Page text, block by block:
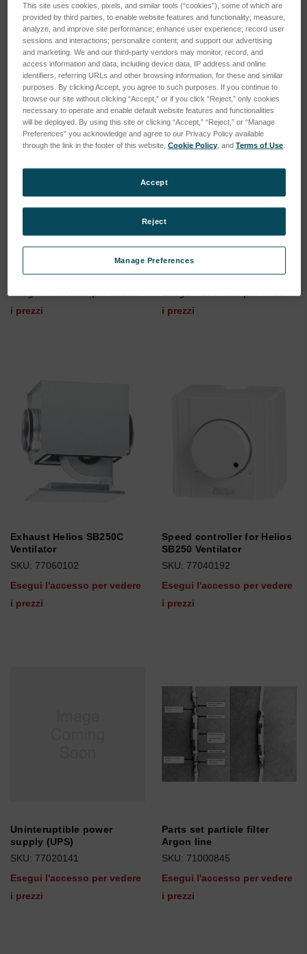
i prezzi
i prezzi
Table 1500x750x743mm,
SKU: 78000003
i prezzi
Bench for accessories
900x750x743mm
SKU: 78000002
i prezzi
Exhaust Helios SB250C
Ventilator
SKU: 77060102
Esegui l'accesso per vedere
i prezzi
Speed controller for Helios
SB250 Ventilator
SKU: 77040192
Esegui l'accesso per vedere
i prezzi
Uninteruptible power
supply (UPS)
SKU: 77020141
Esegui l'accesso per vedere
i prezzi
Parts set particle filter
Argon line
SKU: 71000845
Esegui l'accesso per vedere
i prezzi
This site uses cookies, pixels, and similar tools (“cookies”), some of which are
provided by third parties, to enable website features and functionality; measure,
analyze, and improve site performance; enhance user experience; record user
sessions and interactions; personalize content; and support our advertising
and marketing. We and our third-party vendors may monitor, record, and
access information and data, including device data, IP address and online
identifiers, referring URLs and other browsing information, for these and similar
purposes. By clicking Accept, you agree to such purposes. If you continue to
browse our site without clicking “Accept,” or if you click “Reject,” only cookies
necessary to operate and enable default website features and functionalities
will be deployed. By using this site or clicking “Accept,” “Reject,” or “Manage
Preferences” you acknowledge and agree to our Privacy Policy available
through the link in the footer of this website,Cookie Policy , andTerms of Use
Manage Preferences
Reject
Accept